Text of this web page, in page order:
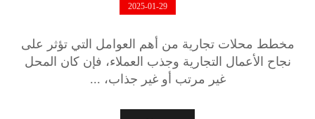
2025-01-29
مخطط محلات تجارية من أهم العوامل التي تؤثر على
نجاح الأعمال التجارية وجذب العملاء، فإن كان المحل
غير مرتب أو غير جذاب، ...